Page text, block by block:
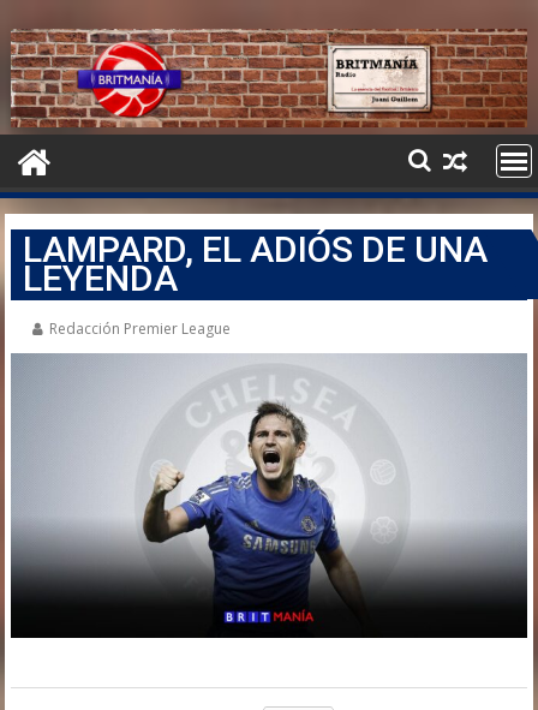
LAMPARD, EL ADIÓS DE UNA
LEYENDA
Redacción Premier League